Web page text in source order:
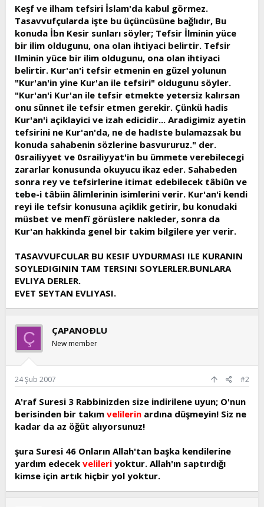
l
a
t
a
n
a
r
i
h
i
Keşf ve ilham tefsiri İslam'da kabul görmez.
Tasavvufçularda işte bu üçüncüsüne bağlıdır, Bu
konuda İbn Kesir sunları söyler; Tefsir İlminin yüce
bir ilim oldugunu, ona olan ihtiyaci belirtir. Tefsir
Ilminin yüce bir ilim oldugunu, ona olan ihtiyaci
belirtir. Kur'an'i tefsir etmenin en güzel yolunun
"Kur'an'in yine Kur'an ile tefsiri" oldugunu söyler.
"Kur'an'i Kur'an ile tefsir etmekte yetersiz kalırsan
onu sünnet ile tefsir etmen gerekir. Çünkü hadis
Kur'an'i açiklayici ve izah edicidir... Aradigimiz ayetin
tefsirini ne Kur'an'da, ne de hadIste bulamazsak bu
konuda sahabenin sözlerine basvururuz." der.
0srailiyyet ve 0srailiyyat'in bu ümmete verebilecegi
zararlar konusunda okuyucu ikaz eder. Sahabeden
sonra rey ve tefsirlerine itimat edebilecek tâbiûn ve
tebe-i tâbiin âlimlerinin isimlerini verir. Kur'an'i kendi
reyi ile tefsir konusuna açiklik getirir, bu konudaki
müsbet ve menfî görüslere nakleder, sonra da
Kur'an hakkinda genel bir takim bilgilere yer verir.
TASAVVUFCULAR BU KESIF UYDURMASI ILE KURANIN
SOYLEDIGININ TAM TERSINI SOYLERLER.BUNLARA
EVLIYA DERLER.
EVET SEYTAN EVLIYASI.
Ç ÇAPANOÐLU
New member
24 Şub 2007 #2
A'raf Suresi 3 Rabbinizden size indirilene uyun; O'nun
berisinden bir takım velilerin ardına düşmeyin! Siz ne
kadar da az öğüt alıyorsunuz!
şura Suresi 46 Onların Allah'tan başka kendilerine
yardım edecek velileri yoktur. Allah'ın saptırdığı
kimse için artık hiçbir yol yoktur.